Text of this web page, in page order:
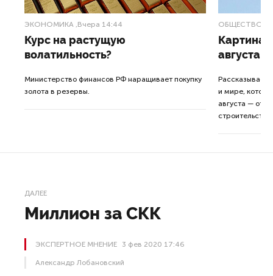
ЭКОНОМИКА ,Вчера 14:44
Курс на растущую
волатильность?
Министерство финансов РФ наращивает покупку
золота в резервы.
ОБЩЕСТВО
Картина
августа
Рассказываем
и мире,
августа — от
ДАЛЕЕ
Миллион за СКК
ЭКСПЕРТНОЕ МНЕНИЕ 3 фев 2020 17:46
Александр Лобановский